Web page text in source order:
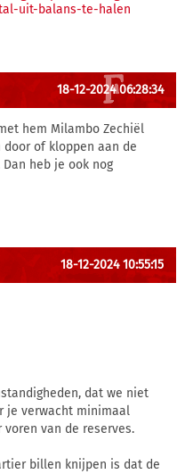
uit-balans-te-halen
18-12-2024 06:28:34
hem Milambo Zechiël
door of kloppen aan de
heb je ook nog
18-12-2024 10:55:15
dat we niet
je verwacht minimaal
van de reserves.
billen knijpen is dat de